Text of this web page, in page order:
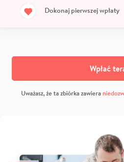
Dokonaj pierwszej wpłaty
Wpłać
Uważasz, że ta zbiórka zawiera